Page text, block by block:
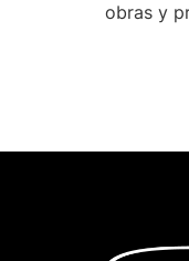
obras y